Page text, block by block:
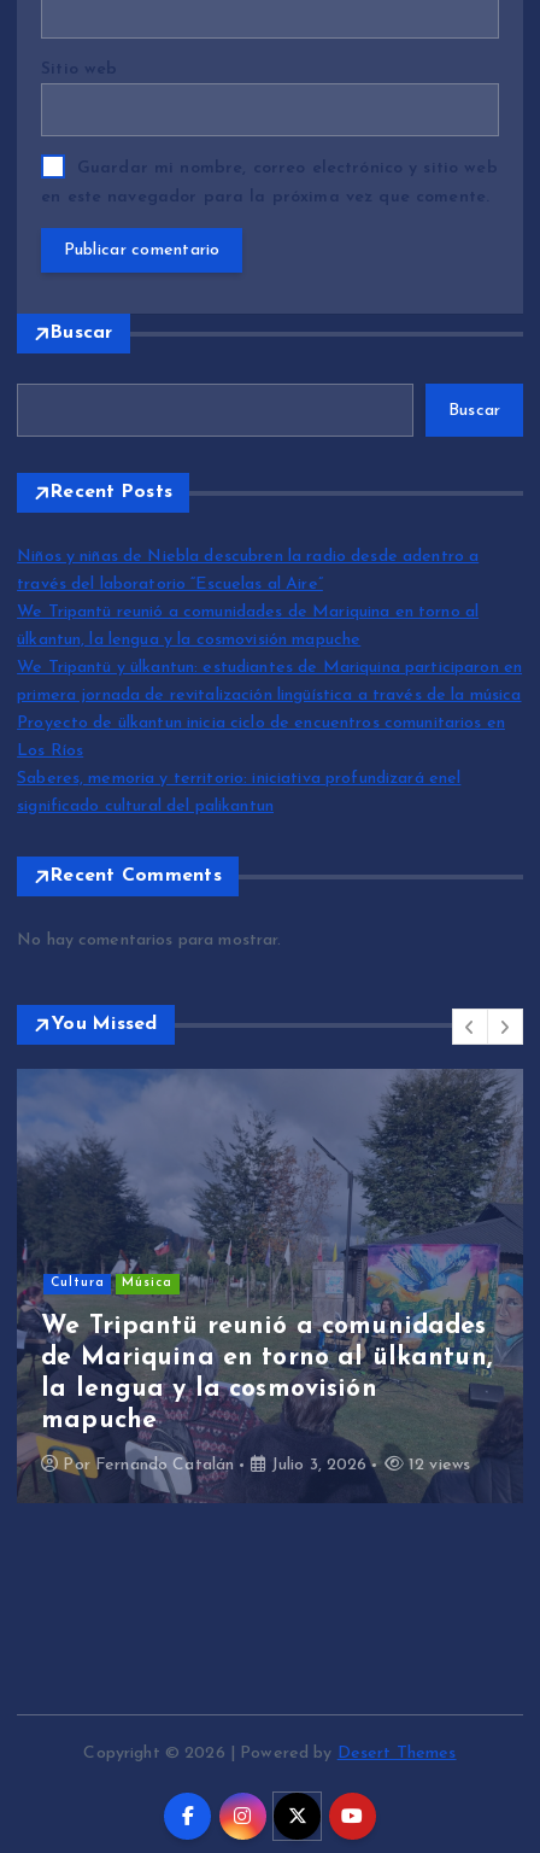
Sitio web
Guardar mi nombre, correo electrónico y sitio web
en este navegador para la próxima vez que comente.
Buscar
Buscar
Recent Posts
Niños y niñas de Niebla descubren la radio desde adentro a
través del laboratorio “Escuelas al Aire”
We Tripantü reunió a comunidades de Mariquina en torno al
ülkantun, la lengua y la cosmovisión mapuche
We Tripantü y ülkantun: estudiantes de Mariquina participaron en
primera jornada de revitalización lingüística a través de la música
Proyecto de ülkantun inicia ciclo de encuentros comunitarios en
Los Ríos
Saberes, memoria y territorio: iniciativa profundizará enel
significado cultural del palikantun
Recent Comments
No hay comentarios para mostrar.
You Missed
Cultura Música
We Tripantü reunió a comunidades
de Mariquina en torno al ülkantun,
la lengua y la cosmovisión
mapuche
Por Fernando Catalán Julio 3, 2026 12 views
Copyright © 2026 | Powered by Desert Themes